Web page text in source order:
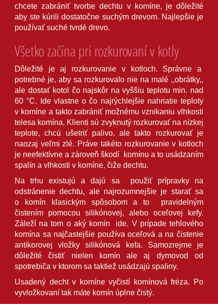
chcete zabrániť tvorbe dechtu v komíne, je dôležité
aby ste kúrili dostatočne suchým drevom. Najlepšie je
používať suché tvrdé drevo.
Všetko začína pri rozkurovaní v kotly
Dôležité je aj rozkurovanie v kotloch. Správne a
potrebné je, aby sa rozkurovalo nie na malé ,,obrátky,,
ale dostať kotol čo najskôr na vyššiu teplotu min. nad
60 °C. Ide vlastne o čo najrýchlejšie nahriatie teploty
v komíne a takto zabrániť možnému vznikaniu vlhkosti
telesa komína. Klienti sú zvyknutý rozkurovať na nízkej
teplote, chcú ušetriť palivo, ale takto rozkurovať je
naozaj veľmi zlé. Práve takéto rozkurovanie v kotloch
je neefektívne a zároveň škodí komínu a to usádzaním
spalín a vlhkosti v komíne, čiže dechtu.
Na trhu existujú a dajú sa použiť prípravky na
odstránenie dechtu, ale najrozumnejšie je starať sa
o komín klasickým spôsobom a to pravidelným
čistením pomocou silikónovej, alebo oceľovej kefy.
Záleží na tom o aký komín ide. V prípade tehlového
komína sa najčastejšie používa oceľová a na čistenie
antikorovej vložky silikónová kefa. Samozrejme je
dôležité čistiť nielen komín ale aj dymovod od
spotrebiča v ktorom sa taktiež usádzajú spaliny.
Usadený decht v komíne vyčistí komínová fréza. Po
vyvložkovaní tak máte komín úplne čistý.